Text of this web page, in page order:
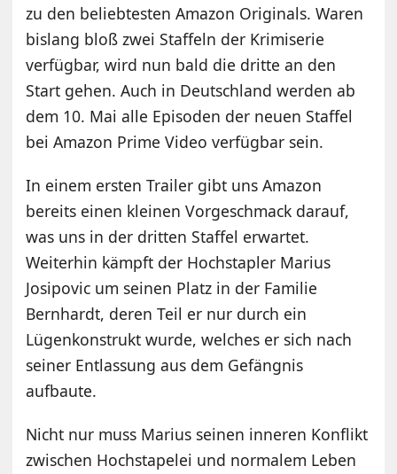
zu den beliebtesten Amazon Originals. Waren
bislang bloß zwei Staffeln der Krimiserie
verfügbar, wird nun bald die dritte an den
Start gehen. Auch in Deutschland werden ab
dem 10. Mai alle Episoden der neuen Staffel
bei Amazon Prime Video verfügbar sein.
In einem ersten Trailer gibt uns Amazon
bereits einen kleinen Vorgeschmack darauf,
was uns in der dritten Staffel erwartet.
Weiterhin kämpft der Hochstapler Marius
Josipovic um seinen Platz in der Familie
Bernhardt, deren Teil er nur durch ein
Lügenkonstrukt wurde, welches er sich nach
seiner Entlassung aus dem Gefängnis
aufbaute.
Nicht nur muss Marius seinen inneren Konflikt
zwischen Hochstapelei und normalem Leben